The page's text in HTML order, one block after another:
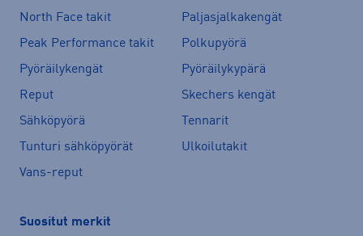
North Face takit
Paljasjalkakengät
Peak Performance takit
Polkupyörä
Pyöräilykengät
Pyöräilykypärä
Reput
Skechers kengät
Sähköpyörä
Tennarit
Tunturi sähköpyörät
Ulkoilutakit
Vans-reput
Suositut merkit